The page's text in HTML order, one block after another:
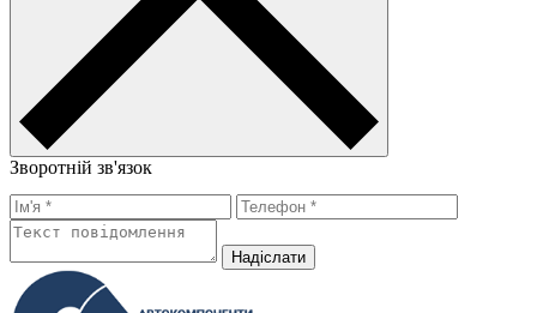
Зворотній зв'язок
Надiслати